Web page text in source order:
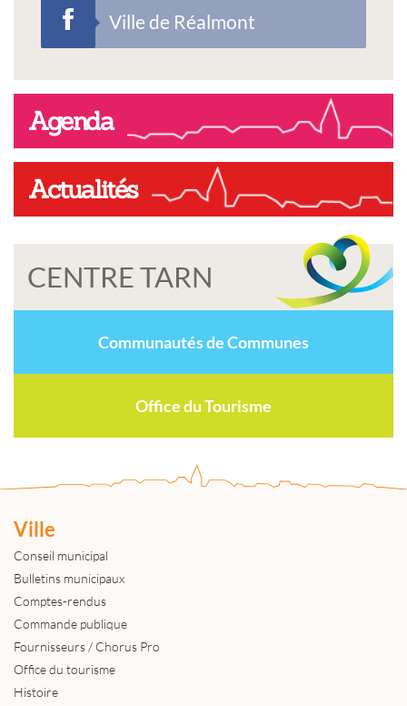
Ville de Réalmont
Agenda
Actualités
CENTRE TARN
Communautés de Communes
Office du Tourisme
Ville
Conseil municipal
Bulletins municipaux
Comptes-rendus
Commande publique
Fournisseurs / Chorus Pro
Office du tourisme
Histoire